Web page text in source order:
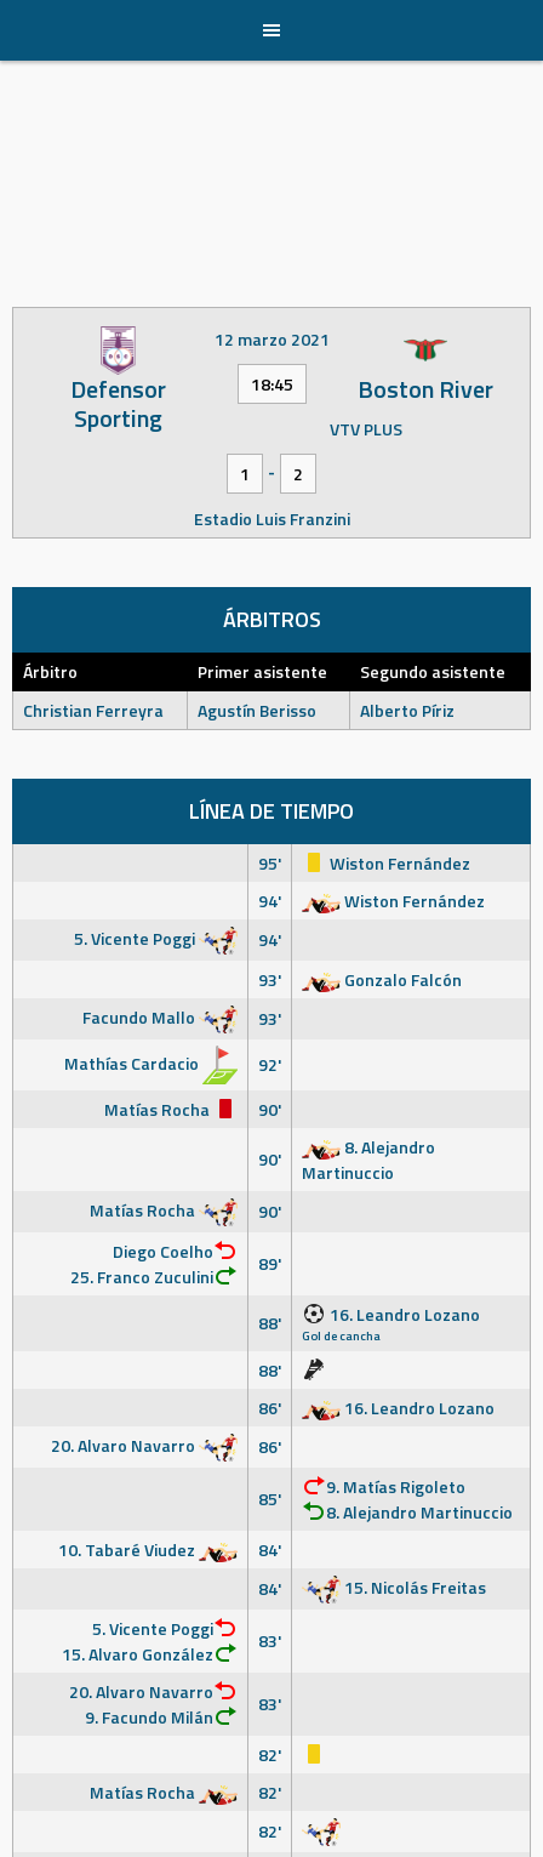
content
Defensor
Sporting
Boston River
12 marzo 2021
18:45
VTV PLUS
1
-
2
Estadio Luis Franzini
ÁRBITROS
Árbitro Primer asistente
Segundo asistente
Christian Ferreyra
Agustín Berisso Alberto Píriz
LÍNEA DE TIEMPO
95'
Wiston Fernández
94'
Wiston Fernández
5. Vicente Poggi
94'
93'
Gonzalo Falcón
Facundo Mallo
93'
Mathías Cardacio
92'
Matías Rocha
90'
90'
8. Alejandro
Martinuccio
Matías Rocha
90'
Diego Coelho
25. Franco Zuculini
89'
88' 16. Leandro Lozano
Gol de cancha
88'
86'
16. Leandro Lozano
20. Alvaro Navarro
86'
85'
9. Matías Rigoleto
8. Alejandro Martinuccio
10. Tabaré Viudez
84'
84'
15. Nicolás Freitas
5. Vicente Poggi
15. Alvaro González
83'
20. Alvaro Navarro
9. Facundo Milán
83'
82'
Matías Rocha
82'
82'